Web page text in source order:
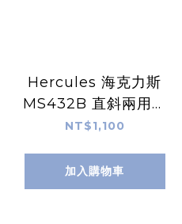
Hercules 海克力斯
MS432B 直斜兩用麥
克風架 附斜架 (快轉把
NT$1,100
加入購物車